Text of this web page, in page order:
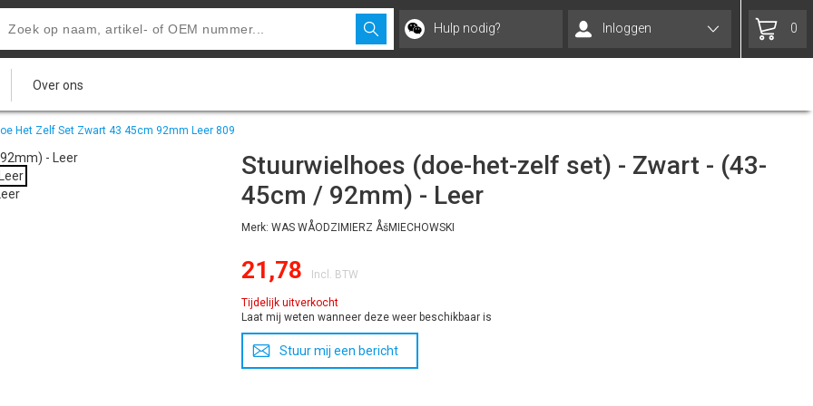
Hulp nodig? Inloggen 0
Over ons
Het Zelf Set Zwart 43 45cm 92mm Leer 809
Stuurwielhoes (doe-het-zelf set) - Zwart - (43-
45cm / 92mm) - Leer
Merk: WAS WÅODZIMIERZ ÅšMIECHOWSKI
21,78 Incl. BTW
Tijdelijk uitverkocht
Laat mij weten wanneer deze weer beschikbaar is
Stuur mij een bericht